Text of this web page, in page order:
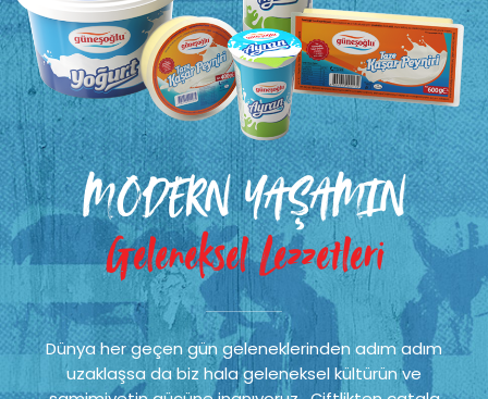
MODERN YAŞAMIN
Geleneksel Lezzetleri
Dünya her geçen gün geleneklerinden adım adım
uzaklaşsa da biz hala geleneksel kültürün ve